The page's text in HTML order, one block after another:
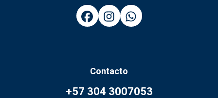
Contacto
+57 304 3007053